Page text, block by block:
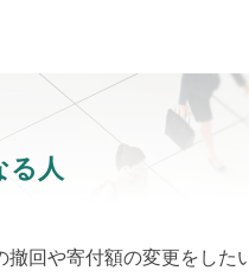
る人
撤回や寄付額の変更をした